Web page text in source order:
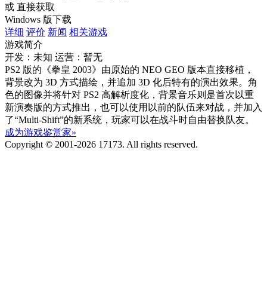
或 直接获取
Windows 版下载
详细 评价 新闻 相关游戏
游戏简介
开发：未知 运营：暂无
PS2 版的《拳皇 2003》由原始的 NEO GEO 版本直接移植，
背景改为 3D 方式描绘，并追加 3D 化后特有的演出效果。角
色的图像并将针对 PS2 高解析度化，背景音乐则是首次以重
新演奏版的方式推出，也可以使用以前的队伍来对战，并加入
了“Multi-Shift”的新系统，玩家可以在战斗时自由替换队友。
成为游戏鉴赏家»
Copyright © 2001-2026 17173. All rights reserved.